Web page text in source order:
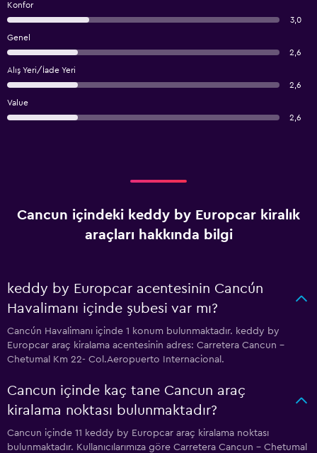
Konfor
3,0
Genel
2,6
Alış Yeri/İade Yeri
2,6
Value
2,6
Cancun içindeki keddy by Europcar kiralık
araçları hakkında bilgi
keddy by Europcar acentesinin Cancún
Havalimanı içinde şubesi var mı?
Cancún Havalimanı içinde 1 konum bulunmaktadır. keddy by
Europcar araç kiralama acentesinin adres: Carretera Cancun -
Chetumal Km 22- Col.Aeropuerto Internacional.
Cancun içinde kaç tane Cancun araç
kiralama noktası bulunmaktadır?
Cancun içinde 11 keddy by Europcar araç kiralama noktası
bulunmaktadır. Kullanıcılarımıza göre Carretera Cancun - Chetumal